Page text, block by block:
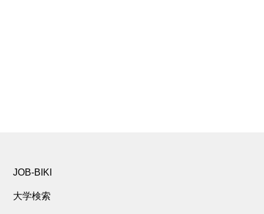
JOB-BIKI
大学検索